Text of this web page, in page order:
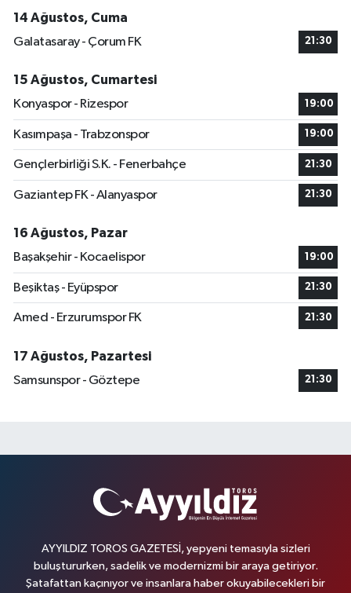
14 Ağustos, Cuma
Galatasaray - Çorum FK
21:30
15 Ağustos, Cumartesi
Konyaspor - Rizespor
19:00
Kasımpaşa - Trabzonspor 19:00
Gençlerbirliği S.K. - Fenerbahçe 21:30
Gaziantep FK - Alanyaspor 21:30
16 Ağustos, Pazar
Başakşehir - Kocaelispor
19:00
Beşiktaş - Eyüpspor 21:30
Amed - Erzurumspor FK 21:30
17 Ağustos, Pazartesi
Samsunspor - Göztepe
21:30
AYYILDIZ TOROS GAZETESİ, yepyeni temasıyla sizleri
buluştururken, sadelik ve modernizmi bir araya getiriyor.
Şatafattan kaçınıyor ve insanlara haber okuyabilecekleri bir